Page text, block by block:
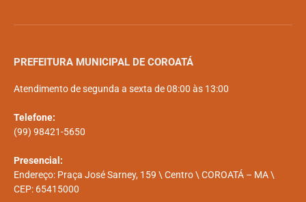
PREFEITURA MUNICIPAL DE COROATÁ
Atendimento de segunda a sexta de 08:00 às 13:00
Telefone:
(99) 98421-5650
Presencial:
Endereço: Praça José Sarney, 159 \ Centro \ COROATÁ – MA \
CEP: 65415000